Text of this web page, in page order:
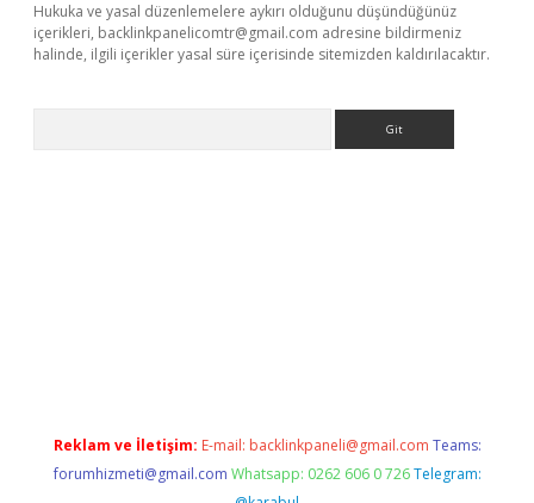
Hukuka ve yasal düzenlemelere aykırı olduğunu düşündüğünüz
içerikleri, backlinkpanelicomtr@gmail.com adresine bildirmeniz
halinde, ilgili içerikler yasal süre içerisinde sitemizden kaldırılacaktır.
Reklam ve İletişim: E-mail: backlinkpaneli@gmail.com Teams:
forumhizmeti@gmail.com Whatsapp: 0262 606 0 726 Telegram: